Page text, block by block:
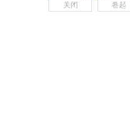
关闭 卷起